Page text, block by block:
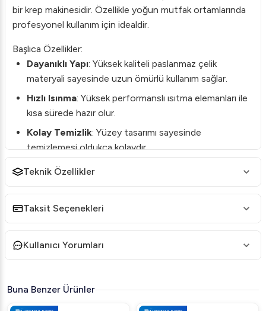
bir krep makinesidir. Özellikle yoğun mutfak ortamlarında
profesyonel kullanım için idealdir.
Başlıca Özellikler:
Dayanıklı Yapı: Yüksek kaliteli paslanmaz çelik
materyali sayesinde uzun ömürlü kullanım sağlar.
Hızlı Isınma: Yüksek performanslı ısıtma elemanları ile
kısa sürede hazır olur.
Kolay Temizlik: Yüzey tasarımı sayesinde
temizlemesi oldukça kolaydır.
Ayarlanabilir Isı Kontrolü
Kullanım Alanları:
Öztiryakiler OZK 40 02, kafelerden restoranlara kadar
menülerinizi zenginleştirecek ve krep hazırlığınızı
Teknik Özellikler:
Teknik Özellikler
Taksit Seçenekleri
Kullanıcı Yorumları
Buna Benzer Ürünler